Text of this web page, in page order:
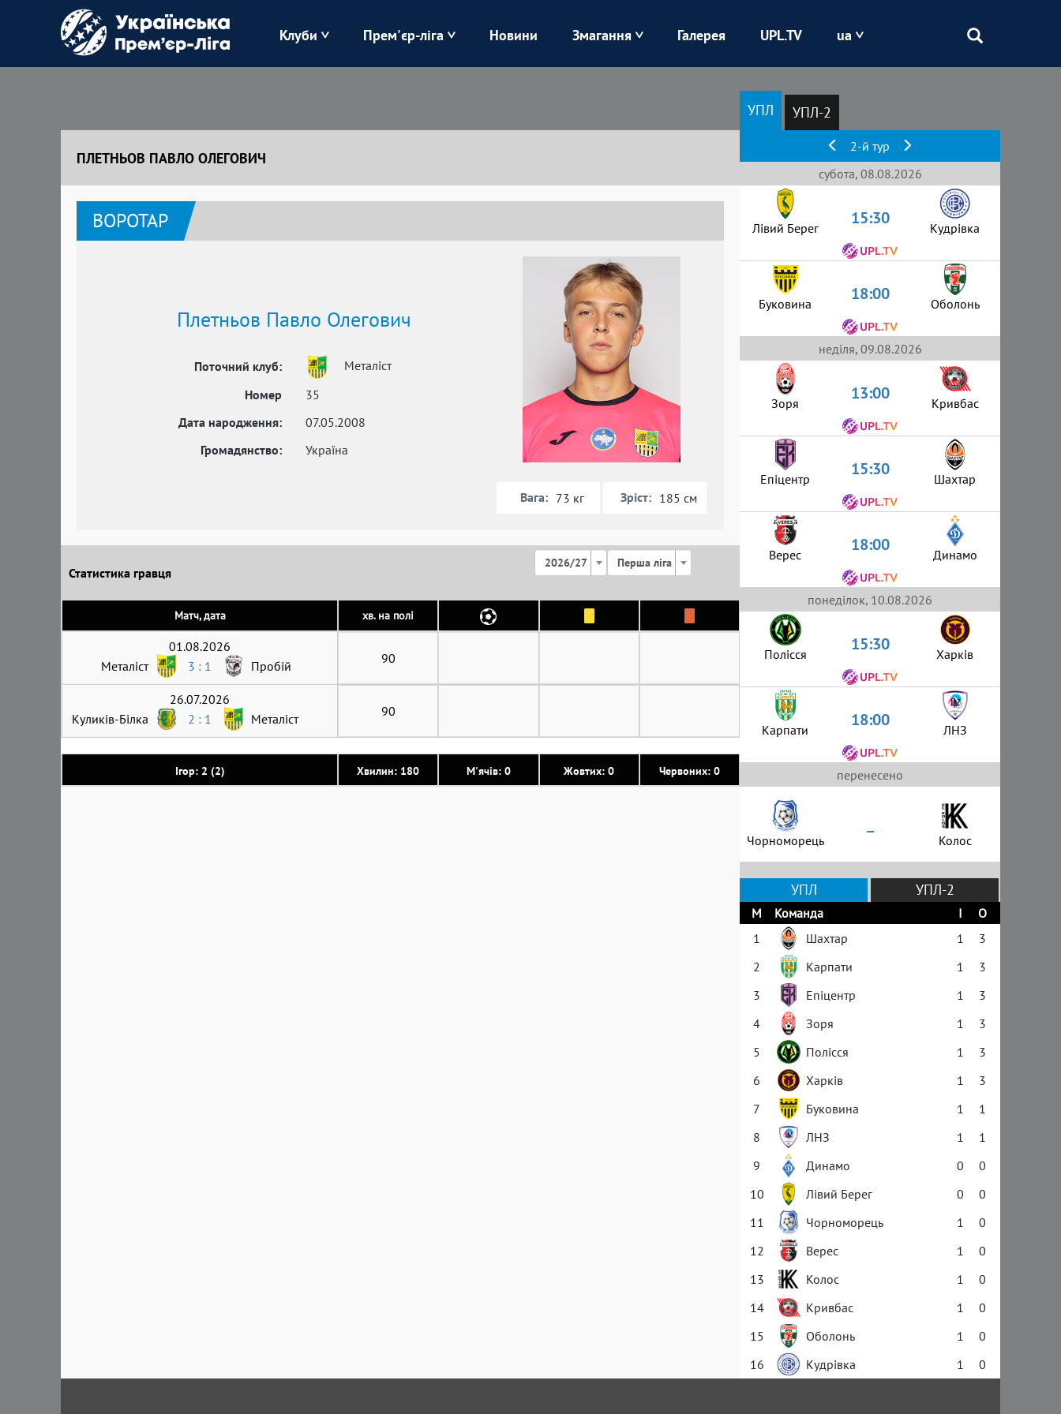
Клуби
Зоря Карпати Колос Кривбас
Оболонь
Полісся
Прем'єр-ліга Новини Змагання Галерея UPL.TV ua
ПЛЕТНЬОВ ПАВЛО ОЛЕГОВИЧ
ВОРОТАР
Плетньов Павло Олегович
Поточний клуб:
Металіст
Номер
35
Дата народження:
07.05.2008
Громадянство:
Україна
Вага: 73 кг Зріст: 185 см
Статистика гравця
2026/27 Перша ліга
Матч, дата хв. на полі
Ігор: 2 (2) Хвилин: 180 М'ячів: 0 Жовтих: 0 Червоних: 0
01.08.2026
Металіст
3 : 1 Пробій 90
26.07.2026
Куликів-Білка
2 : 1 Металіст 90
УПЛ УПЛ-2
2-й тур
субота, 08.08.2026
Лівий Берег 15:30 Кудрівка
Буковина 18:00 Оболонь
неділя, 09.08.2026
Зоря 13:00 Кривбас
Епіцентр 15:30 Шахтар
Верес 18:00 Динамо
понеділок, 10.08.2026
Полісся 15:30 Харків
Карпати 18:00 ЛНЗ
перенесено
Чорноморець – Колос
УПЛ УПЛ-2
М Команда І
О
1
Шахтар 1
3
2
Карпати 1
3
3
Епіцентр 1
3
4
Зоря 1
3
5
Полісся 1
3
6
Харків 1
3
7
Буковина 1
1
8
ЛНЗ 1
1
9
Динамо 0
0
10
Лівий Берег 0
0
11
Чорноморець 1
0
12
Верес 1
0
13
Колос 1
0
14
Кривбас 1
0
15
Оболонь 1
0
16
Кудрівка 1 0